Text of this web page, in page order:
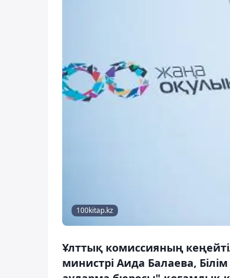
100kitap.kz
Ұлттық комиссияның
министрі Аида Балаева,